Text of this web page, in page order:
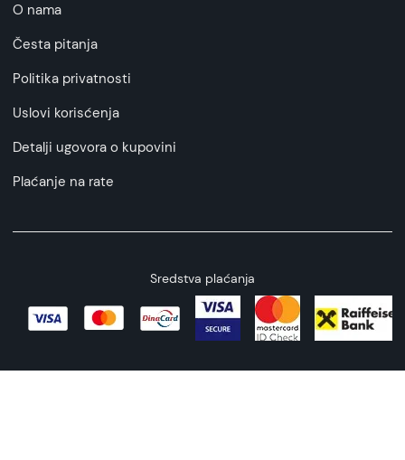
O nama
Česta pitanja
Politika privatnosti
Uslovi korisćenja
Detalji ugovora o kupovini
Plaćanje na rate
Sredstva plaćanja